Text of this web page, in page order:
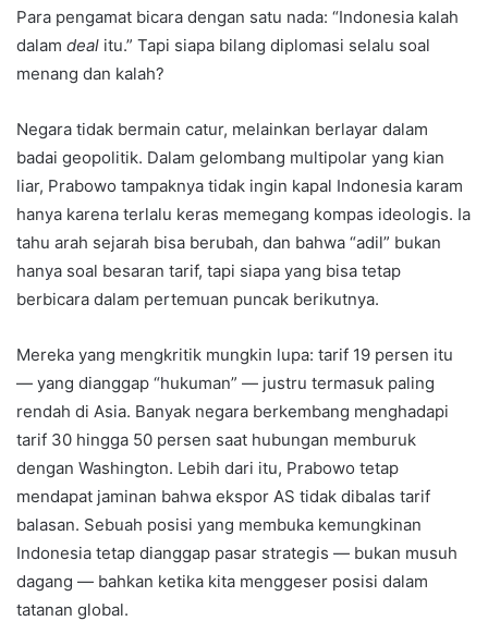
Para pengamat bicara dengan satu nada: “Indonesia kalah
dalam deal itu.” Tapi siapa bilang diplomasi selalu soal
menang dan kalah?
Negara tidak bermain catur, melainkan berlayar dalam
badai geopolitik. Dalam gelombang multipolar yang kian
liar, Prabowo tampaknya tidak ingin kapal Indonesia karam
hanya karena terlalu keras memegang kompas ideologis. Ia
tahu arah sejarah bisa berubah, dan bahwa “adil” bukan
hanya soal besaran tarif, tapi siapa yang bisa tetap
berbicara dalam pertemuan puncak berikutnya.
Mereka yang mengkritik mungkin lupa: tarif 19 persen itu
— yang dianggap “hukuman” — justru termasuk paling
rendah di Asia. Banyak negara berkembang menghadapi
tarif 30 hingga 50 persen saat hubungan memburuk
dengan Washington. Lebih dari itu, Prabowo tetap
mendapat jaminan bahwa ekspor AS tidak dibalas tarif
balasan. Sebuah posisi yang membuka kemungkinan
Indonesia tetap dianggap pasar strategis — bukan musuh
dagang — bahkan ketika kita menggeser posisi dalam
tatanan global.